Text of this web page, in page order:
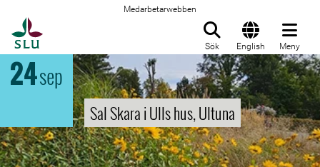
Medarbetarwebben
Sök English Meny
24sep
Sal Skara i Ulls hus, Ultuna